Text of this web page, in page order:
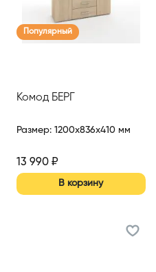
Популярный
Комод БЕРГ
Размер: 1200x836x410 мм
13 990 ₽
В корзину